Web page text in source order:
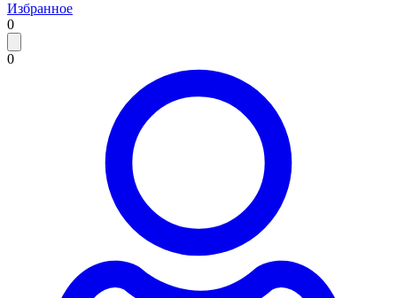
Избранное
0
0